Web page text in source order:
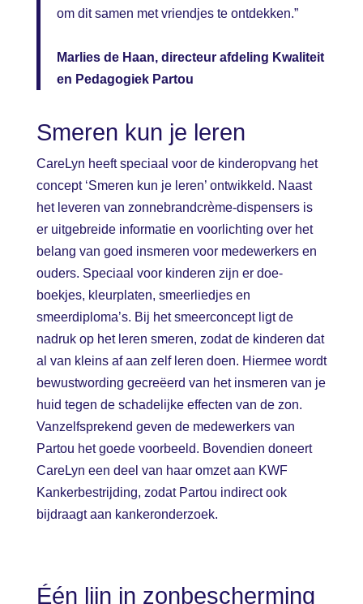
om dit samen met vriendjes te ontdekken.”
Marlies de Haan, directeur afdeling Kwaliteit
en Pedagogiek Partou
Smeren kun je leren
CareLyn heeft speciaal voor de kinderopvang het
concept ‘Smeren kun je leren’ ontwikkeld. Naast
het leveren van zonnebrandcrème-dispensers is
er uitgebreide informatie en voorlichting over het
belang van goed insmeren voor medewerkers en
ouders. Speciaal voor kinderen zijn er doe-
boekjes, kleurplaten, smeerliedjes en
smeerdiploma’s. Bij het smeerconcept ligt de
nadruk op het leren smeren, zodat de kinderen dat
al van kleins af aan zelf leren doen. Hiermee wordt
bewustwording gecreëerd van het insmeren van je
huid tegen de schadelijke effecten van de zon.
Vanzelfsprekend geven de medewerkers van
Partou het goede voorbeeld. Bovendien doneert
CareLyn een deel van haar omzet aan KWF
Kankerbestrijding, zodat Partou indirect ook
bijdraagt aan kankeronderzoek.
Één lijn in zonbescherming